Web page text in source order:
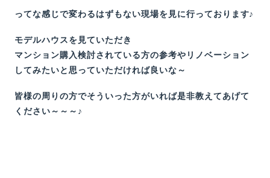
ってな感じで変わるはずもない現場を見に行っております♪
モデルハウスを見ていただき
マンション購入検討されている方の参考やリノベーション
してみたいと思っていただければ良いな～
皆様の周りの方でそういった方がいれば是非教えてあげて
ください～～～♪